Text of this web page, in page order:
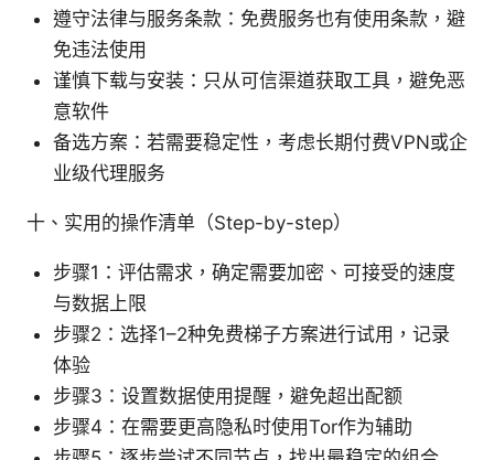
遵守法律与服务条款：免费服务也有使用条款，避
免违法使用
谨慎下载与安装：只从可信渠道获取工具，避免恶
意软件
备选方案：若需要稳定性，考虑长期付费VPN或企
业级代理服务
十、实用的操作清单（Step-by-step）
步骤1：评估需求，确定需要加密、可接受的速度
与数据上限
步骤2：选择1–2种免费梯子方案进行试用，记录
体验
步骤3：设置数据使用提醒，避免超出配额
步骤4：在需要更高隐私时使用Tor作为辅助